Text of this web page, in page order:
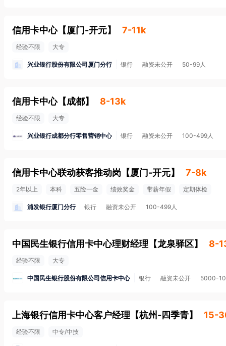
信用卡中心 【厦门-开元】 7-11k
经验不限 大专
兴业银行股份有限公司厦门分行 银行 融资未公开 50-99人
信用卡中心 【成都】 8-13k
经验不限 大专
兴业银行成都分行零售营销中心 银行 融资未公开 100-499人
信用卡中心联动获客推动岗 【厦门-开元】 7-8k
2年以上 本科 五险一金 绩效奖金 带薪年假 定期体检
浦发银行厦门分行 银行 融资未公开 100-499人
中国民生银行信用卡中心理财经理 【龙泉驿区】 8-
经验不限 大专
中国民生银行股份有限公司信用卡中心 银行 融资未公开 5000-
上海银行信用卡中心客户经理 【杭州-四季青】 15-
经验不限 中专/中技